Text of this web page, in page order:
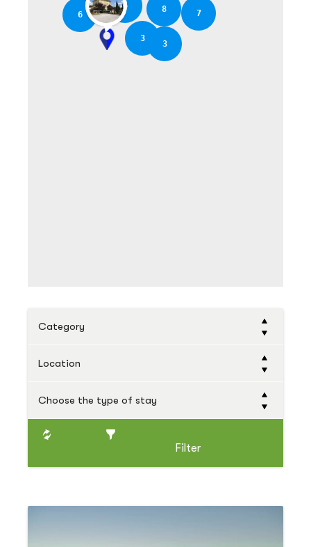
3
8 7
6
6
3
Category
Location
Choose the type of stay
Filter